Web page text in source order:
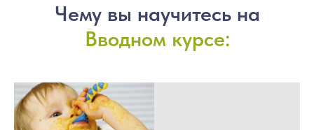
Чему вы научитесь на
Вводном курсе: